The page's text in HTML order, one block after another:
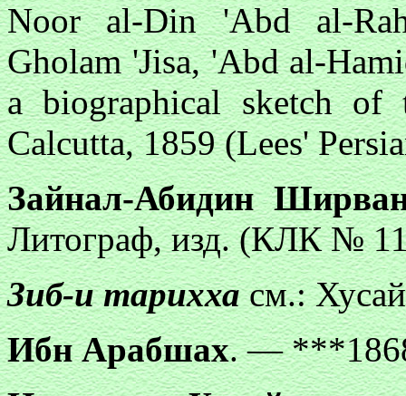
Noor al-Din 'Abd al-
Gholam 'Jisa, 'Abd al-
a biographical sketch of
Calcutta, 1859 (Lees'
Зайнал-Абидин
Литограф, изд. (КЛК №
Зиб-и тарихха см.:
Ибн Арабшах. —